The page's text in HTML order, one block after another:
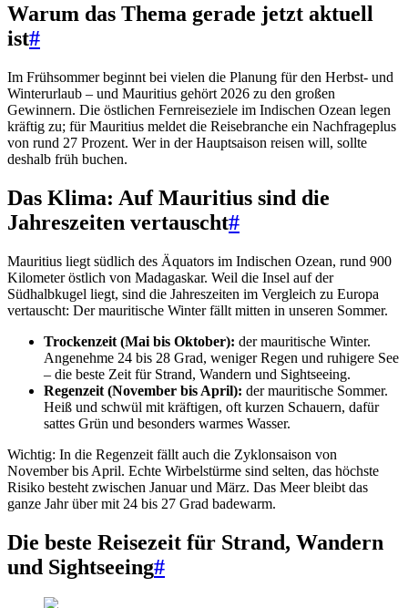
Warum das Thema gerade jetzt aktuell
ist#
Im Frühsommer beginnt bei vielen die Planung für den Herbst- und
Winterurlaub – und Mauritius gehört 2026 zu den großen
Gewinnern. Die östlichen Fernreiseziele im Indischen Ozean legen
kräftig zu; für Mauritius meldet die Reisebranche ein Nachfrageplus
von rund 27 Prozent. Wer in der Hauptsaison reisen will, sollte
deshalb früh buchen.
Das Klima: Auf Mauritius sind die
Jahreszeiten vertauscht#
Mauritius liegt südlich des Äquators im Indischen Ozean, rund 900
Kilometer östlich von Madagaskar. Weil die Insel auf der
Südhalbkugel liegt, sind die Jahreszeiten im Vergleich zu Europa
vertauscht: Der mauritische Winter fällt mitten in unseren Sommer.
Trockenzeit (Mai bis Oktober): der mauritische Winter.
Angenehme 24 bis 28 Grad, weniger Regen und ruhigere See
– die beste Zeit für Strand, Wandern und Sightseeing.
Regenzeit (November bis April): der mauritische Sommer.
Heiß und schwül mit kräftigen, oft kurzen Schauern, dafür
sattes Grün und besonders warmes Wasser.
Wichtig: In die Regenzeit fällt auch die Zyklonsaison von
November bis April. Echte Wirbelstürme sind selten, das höchste
Risiko besteht zwischen Januar und März. Das Meer bleibt das
ganze Jahr über mit 24 bis 27 Grad badewarm.
Die beste Reisezeit für Strand, Wandern
und Sightseeing#